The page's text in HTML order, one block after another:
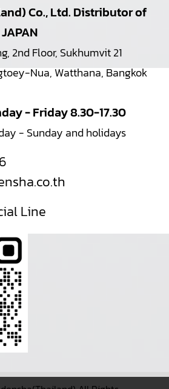
Co., Ltd. Distributor of
2nd Floor, Sukhumvit 21
Nua, Watthana, Bangkok
- Friday 8.30-17.30
- Sunday and holidays
Line